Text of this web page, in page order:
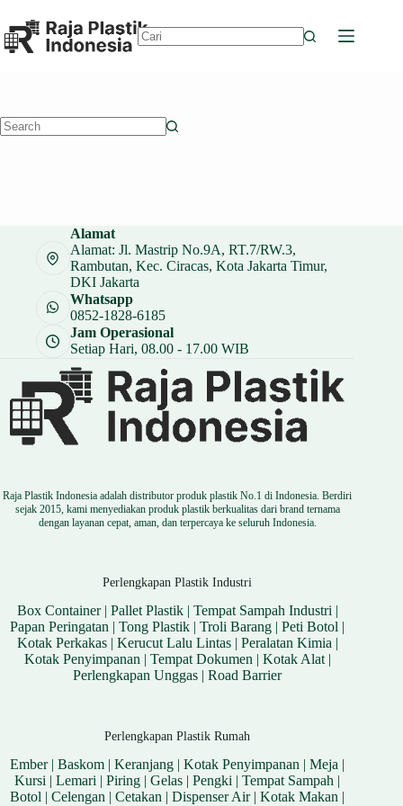
to
content
Alamat
Alamat: Jl. Mastrip No.9A, RT.7/RW.3,
Rambutan, Kec. Ciracas, Kota Jakarta Timur,
DKI Jakarta
Whatsapp
0852-1828-6185
Jam Operasional
Setiap Hari, 08.00 - 17.00 WIB
Raja Plastik Indonesia adalah distributor produk plastik No.1 di Indonesia. Berdiri
sejak 2015, kami menyediakan produk plastik berkualitas dari brand ternama
dengan layanan cepat, aman, dan terpercaya ke seluruh Indonesia.
Perlengkapan Plastik Industri
Box Container| Pallet Plastik| Tempat Sampah Industri |
Papan Peringatan |Tong Plastik |Troli Barang |Peti Botol |
Kotak Perkakas| Kerucut Lalu Lintas| Peralatan Kimia |
Kotak Penyimpanan | Tempat Dokumen | Kotak Alat|
Perlengkapan Unggas |Road Barrier
Perlengkapan Plastik Rumah
Ember|Baskom |Keranjang |Kotak Penyimpanan |Meja |
Kursi |Lemari |Piring |Gelas |Pengki |Tempat Sampah |
Botol |Celengan |Cetakan |Dispenser Air|Kotak Makan |